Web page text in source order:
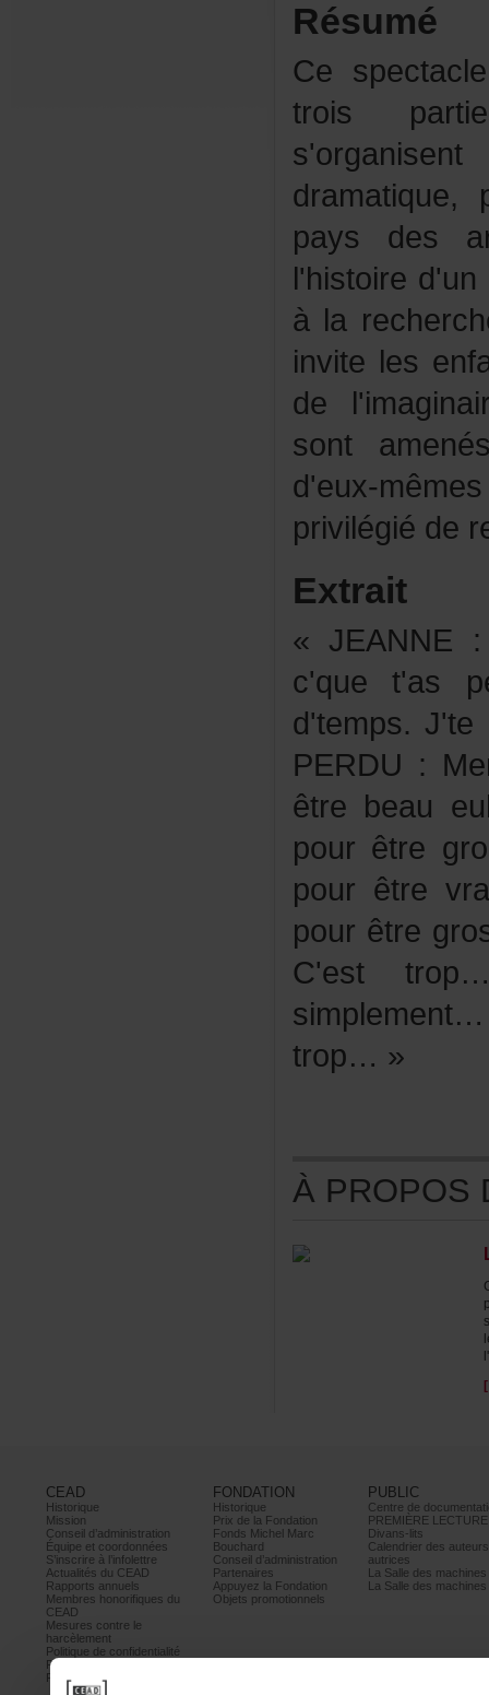
Résumé
d'eux-
Extrait
trop…»
CEAD
Historique
Mission
Conseild’administration
Équipeetcoordonnées
S’inscrireàl’infolettre
ActualitésduCEAD
Rapportsannuels
Membreshonorifiquesdu
CEAD
Mesurescontrele
harcèlement
Politiquedeconfidentialité
Prixetconcours
Partenaires
FONDATION
Historique
PrixdelaFondation
FondsMichelMarc
Bouchard
Conseild’administration
Partenaires
AppuyezlaFondation
Objetspromotionnels
PUBLIC
PREMIÈRELECTURE
Divans-lits
autrices